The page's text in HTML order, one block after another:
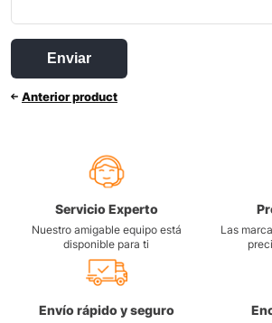
Anterior product
Servicio Experto
Nuestro amigable equipo está
disponible para ti
Las
Envío rápido y seguro